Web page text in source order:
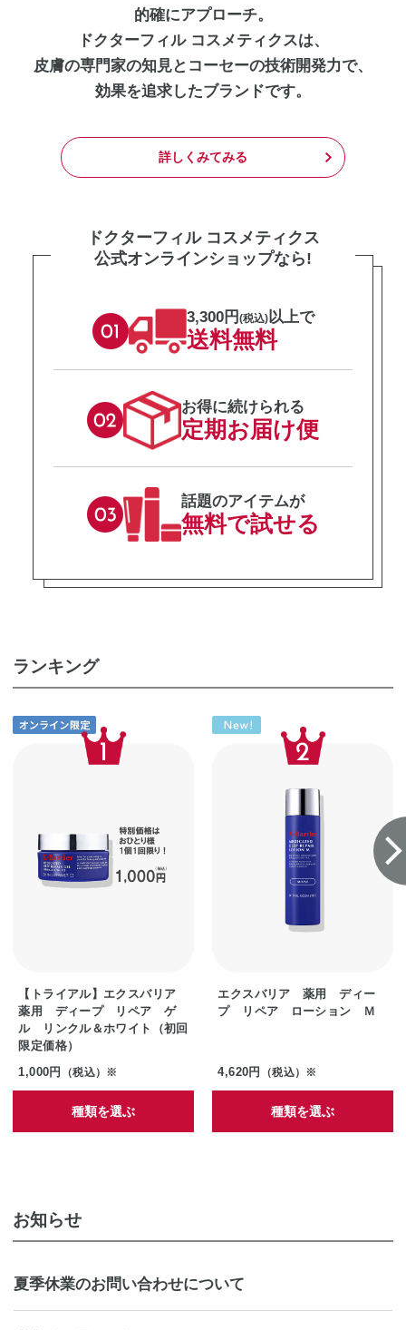
的確にアプローチ。
ドクターフィル コスメティクスは、
皮膚の専門家の知見とコーセーの技術開発力で、
効果を追求したブランドです。
詳しくみてみる
ドクターフィル コスメティクス
公式オンラインショップなら!
3,300円 (税込)以上で
送料無料
お得に続けられる
定期お届け便
話題のアイテムが
無料で試せる
ランキング
1
【トライアル】エクスバリア
薬用 ディープ リペア ゲ
ル リンクル＆ホワイト（初回
限定価格）
1,000円
（税込）※
種類を選ぶ
2
エクスバリア 薬用 ディー
プ リペア ローション Ｍ
4,620円 （税込）※
種類を選ぶ
お知らせ
夏季休業のお問い合わせについて